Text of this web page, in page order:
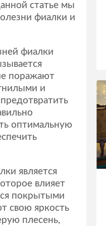
статье мы
фиалки и
фиалки
поражают
и
оптимальную
является
влияет
покрытыми
свою яркость
плесень,